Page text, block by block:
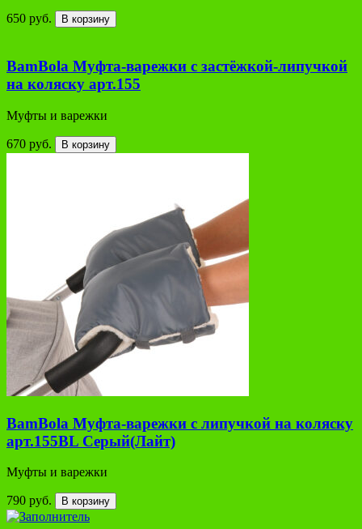
650 руб. В корзину
BamBola Муфта-варежки с застёжкой-липучкой
на коляску арт.155
Муфты и варежки
670 руб. В корзину
BamBola Муфта-варежки с липучкой на коляску
арт.155BL Серый(Лайт)
Муфты и варежки
790 руб. В корзину